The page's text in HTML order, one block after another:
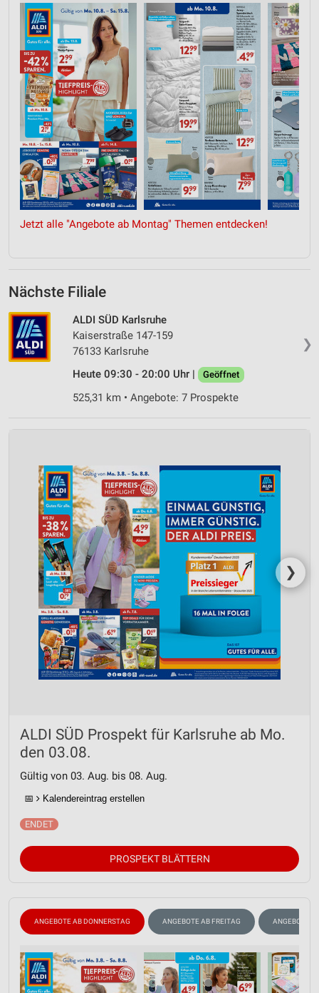
Jetzt alle "Angebote ab Montag" Themen entdecken!
Nächste Filiale
❯
ALDI SÜD Karlsruhe
Kaiserstraße 147-159
76133 Karlsruhe
Heute 09:30 - 20:00 Uhr |
Geöffnet
525,31 km • Angebote: 7 Prospekte
❯
ALDI SÜD Prospekt für Karlsruhe ab Mo.
den 03.08.
Gültig von 03. Aug. bis 08. Aug.
📅 Kalendereintrag erstellen
PROSPEKT BLÄTTERN
ANGEBOTE AB DONNERSTAG ANGEBOTE AB FREITAG ANGEBOTE